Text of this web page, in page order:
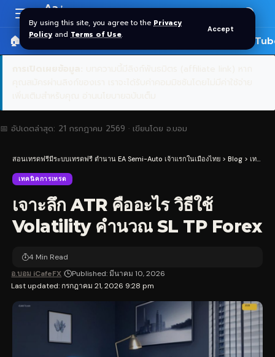
By using this site, you agree to the Privacy
Policy and Terms of Use.
Accept
Resizer
Aa
🏠 หน้าแรก ราคาทอง SPDR 🎬
📅 อัปเดตล่าสุด: 21 กรกฎาคม 2569 · เขียนโดย อ.บอม
สอนเทรดฟรีมีระบบเทรดฟรี ตำนาน EA Semi-Auto เจ้าแรกในเมืองไทย > Blog > เทคนิคการเทรด
เทคนิคการเทรด
เจาะลึก ATR คืออะไร วิธีใช้
Volatility คำนวณ SL TP Forex
Last updated: กรกฎาคม 21, 2026 9:28 pm
อ.บอม iCafeFX Published: มีนาคม 10, 2026
4 Min Read